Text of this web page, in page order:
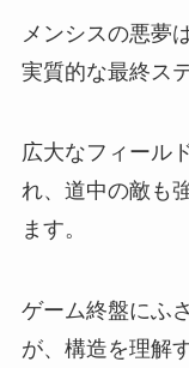
メンシスの悪夢
実質的な最終ス
広大なフィール
れ、道中の敵も
ます。
ゲーム終盤にふ
が、構造を理解